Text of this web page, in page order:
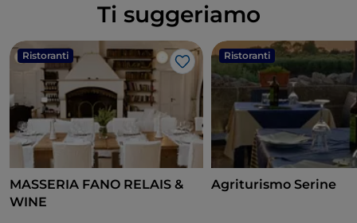
Ti suggeriamo
Ristoranti
Like
MASSERIA FANO RELAIS &
WINE
Ristoranti
Agriturismo Serine